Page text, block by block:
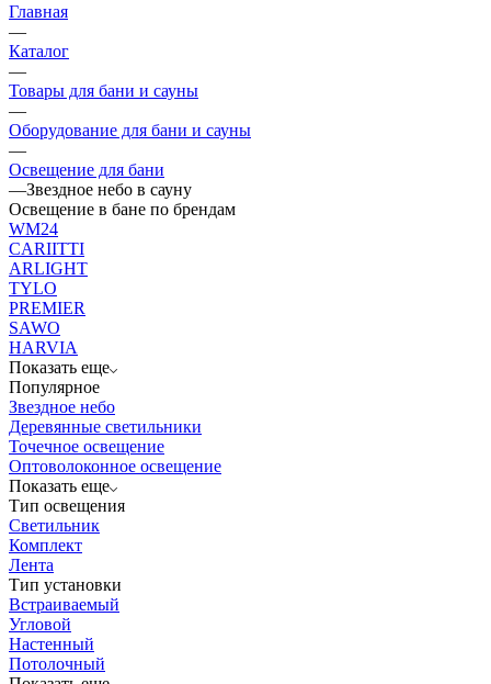
Главная
—
Каталог
—
Товары для бани и сауны
—
Оборудование для бани и сауны
—
Освещение для бани
—Звездное небо в сауну
Освещение в бане по брендам
WM24
CARIITTI
ARLIGHT
TYLO
PREMIER
SAWO
HARVIA
Показать еще
Популярное
Звездное небо
Деревянные светильники
Точечное освещение
Оптоволоконное освещение
Показать еще
Тип освещения
Светильник
Комплект
Лента
Тип установки
Встраиваемый
Угловой
Настенный
Потолочный